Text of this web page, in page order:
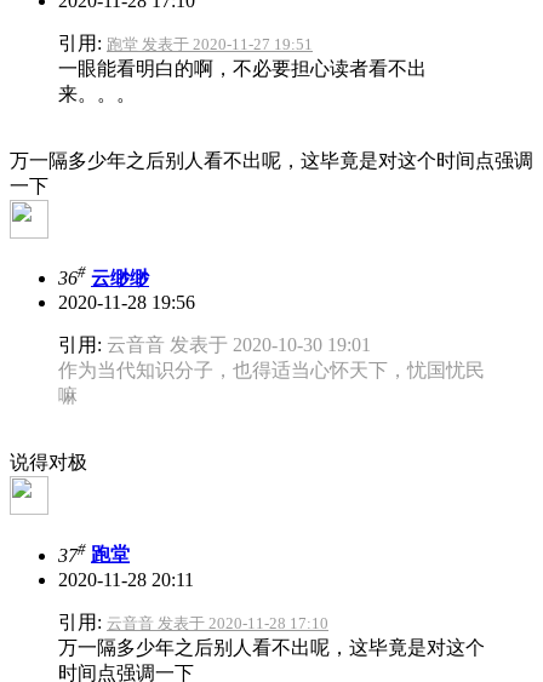
引用: 跑堂 发表于 2020-11-27 19:51
一眼能看明白的啊，不必要担心读者看不出
来。。。
万一隔多少年之后别人看不出呢，这毕竟是对这个时间点强调
一下
36# 云缈缈
2020-11-28 19:56
引用: 云音音 发表于 2020-10-30 19:01
作为当代知识分子，也得适当心怀天下，忧国忧民
嘛
说得对极
37# 跑堂
2020-11-28 20:11
引用: 云音音 发表于 2020-11-28 17:10
万一隔多少年之后别人看不出呢，这毕竟是对这个
时间点强调一下